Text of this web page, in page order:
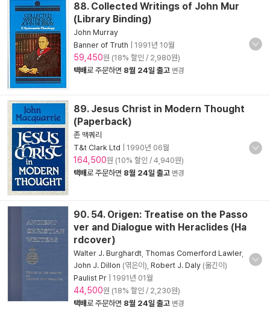
88. Collected Writings of John Mur
(Library Binding)
John Murray
Banner of Truth
1991년 10월
59,450원 (18% 할인 / 2,980원)
택배로 주문하면 8월 24일 출고 변경
89. Jesus Christ in Modern Thought
(Paperback)
존 맥쿼리
T&t Clark Ltd
1990년 06월
164,500원 (10% 할인 / 4,940원)
택배로 주문하면 8월 24일 출고 변경
90. 54. Origen: Treatise on the Passo
ver and Dialogue with Heraclides (Ha
rdcover)
Walter J. Burghardt Thomas Comerford Lawler,
John J. Dillon (엮은이), Robert J. Daly (옮긴이)
Paulist Pr
1991년 01월
44,500원 (18% 할인 / 2,230원)
택배로 주문하면 8월 24일 출고 변경